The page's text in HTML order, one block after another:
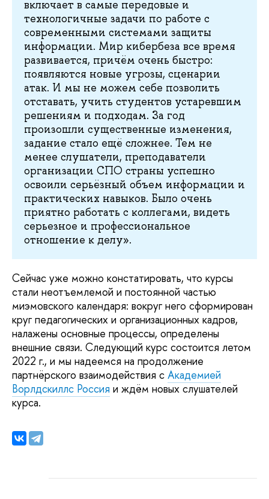
включает в самые передовые и
технологичные задачи по работе с
современными системами защиты
информации. Мир кибербеза все время
развивается, причём очень быстро:
появляются новые угрозы, сценарии
атак. И мы не можем себе позволить
отставать, учить студентов устаревшим
решениям и подходам. За год
произошли существенные изменения,
задание стало ещё сложнее. Тем не
менее слушатели, преподаватели
организации СПО страны успешно
освоили серьёзный объем информации и
практических навыков. Было очень
приятно работать с коллегами, видеть
серьезное и профессиональное
отношение к делу».
Сейчас уже можно констатировать, что курсы
стали неотъемлемой и постоянной частью
миэмовского календаря: вокруг него сформирован
круг педагогических и организационных кадров,
налажены основные процессы, определены
внешние связи. Следующий курс состоится летом
2022 г., и мы надеемся на продолжение
партнёрского взаимодействия с Академией
Ворлдскиллс Россия и ждём новых слушателей
курса.